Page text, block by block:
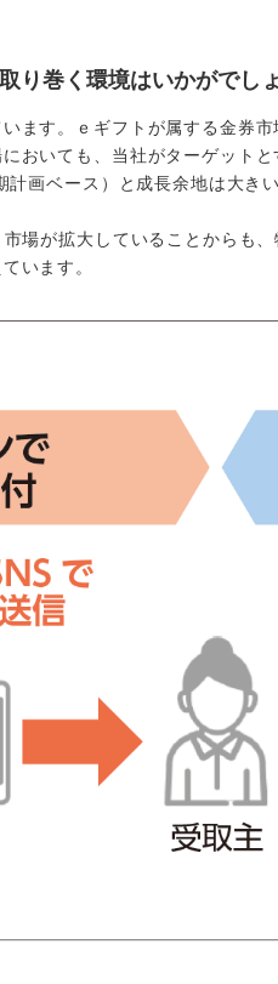
巻く環境はいかがでしょ
ます。ｅギフトが属する金券
おいても、当社がターゲット
画ベース）と成長余地は大き
場が拡大していることからも
います。